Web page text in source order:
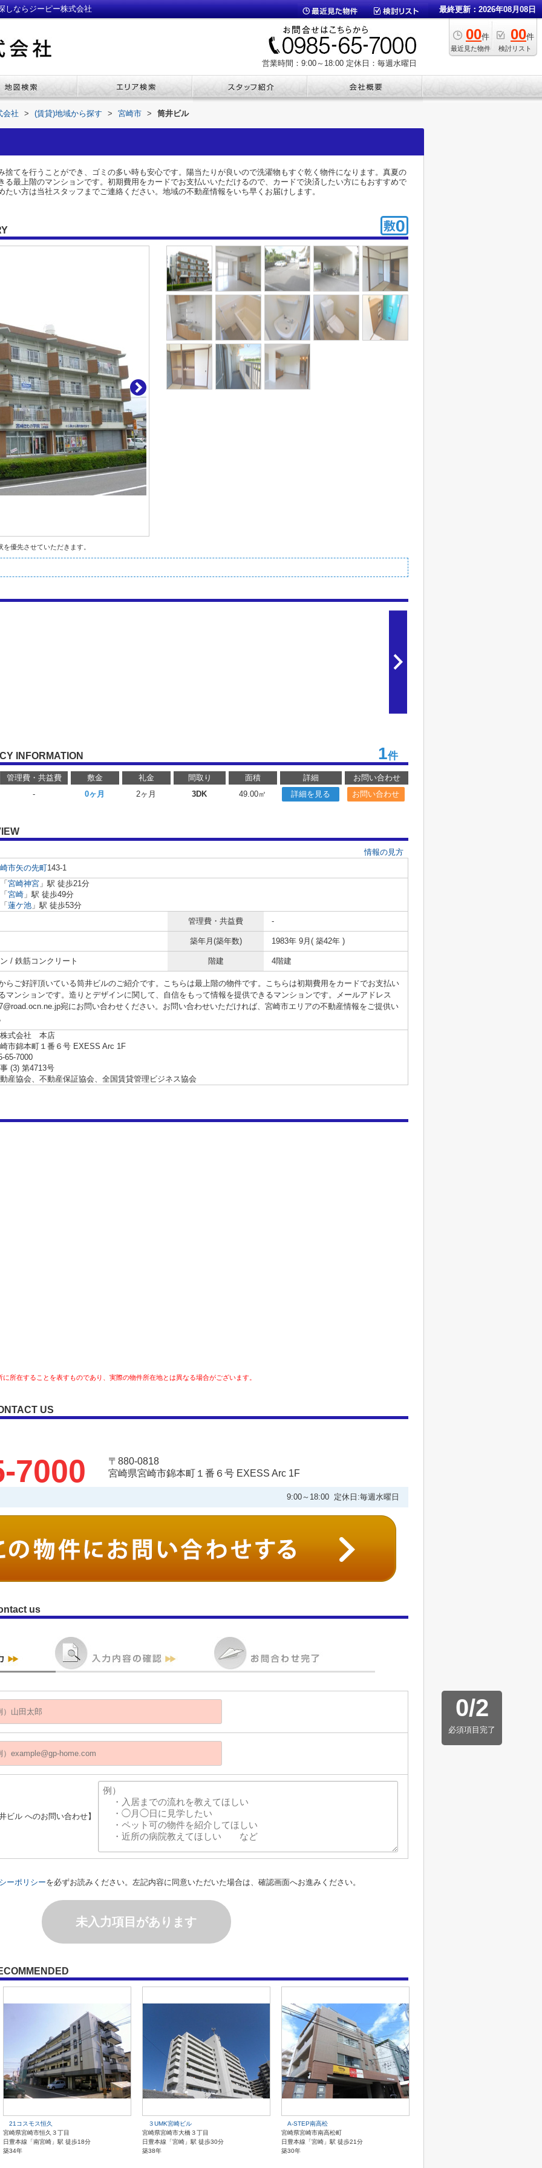
しならジーピー株式会社 最終更新：2026年08月08日
00件
最近見た物件
00件
検討リスト
営業時間：9:00～18:00 定休日：毎週水曜日
会社 > (賃貸)地域から探す > 宮崎市 > 筒井ビル
捨てを行うことができ、ゴミの多い時も安心です。陽当たりが良いので洗濯物もすぐ乾く物件になります。真夏の
る最上階のマンションです。初期費用をカードでお支払いいただけるので、カードで決済したい方にもおすすめで
い方は当社スタッフまでご連絡ください。地域の不動産情報をいち早くお届けします。
優先させていただきます。
INFORMATION 1件
管理費・共益費 敷金 礼金 間取り 面積 詳細
お問い合わせ
- 0ヶ月 2ヶ月 3DK 49.00㎡ 詳細を見る お問い合わせ
情報の見方
市矢の先町143-1
「 宮崎神宮 」駅 徒歩21分
「 宮崎 」駅 徒歩49分
「 蓮ケ池 」駅 徒歩53分
管理費・共益費 -
築年月(築年数) 1983年 9月( 築42年 )
/ 鉄筋コンクリート 階建 4階建
らご好評頂いている筒井ビルのご紹介です。こちらは最上階の物件です。こちらは初期費用をカードでお支払い
マンションです。造りとデザインに関して、自信をもって情報を提供できるマンションです。メールアドレス
宛にお問い合わせください。お問い合わせいただければ、宮崎市エリアの不動産情報をご提供い
株式会社 本店
市錦本町１番６号 EXESS Arc 1F
65-7000
(3) 第4713号
産協会、不動産保証協会、全国賃貸管理ビジネス協会
所在することを表すものであり、実際の物件所在地とは異なる場合がございます。
US
7000
〒880-0818
宮崎県宮崎市錦本町１番６号 EXESS Arc 1F
9:00～18:00 定休日:毎週水曜日
us
0/2
必須項目完了
井ビル へのお問い合わせ】
ーポリシーを必ずお読みください。左記内容に同意いただいた場合は、確認画面へお進みください。
未入力項目があります
21コスモス恒久
宮崎県宮崎市恒久３丁目
日豊本線「南宮崎」駅 徒歩18分
築34年
３UMK宮崎ビル
宮崎県宮崎市大橋３丁目
日豊本線「宮崎」駅 徒歩30分
築38年
A-STEP南高松
宮崎県宮崎市南高松町
日豊本線「宮崎」駅 徒歩21分
築30年